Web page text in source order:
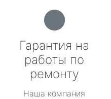
Гарантия на
работы по
ремонту
Наша компания